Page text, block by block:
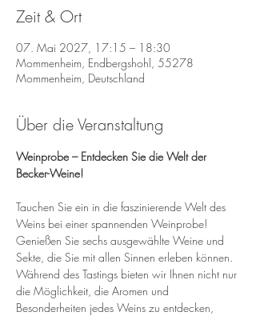
Zeit & Ort
07. Mai 2027, 17:15 – 18:30
Mommenheim, Endbergshohl, 55278
Mommenheim, Deutschland
Über die Veranstaltung
Weinprobe – Entdecken Sie die Welt der
Becker-Weine!
Tauchen Sie ein in die faszinierende Welt des
Weins bei einer spannenden Weinprobe!
Genießen Sie sechs ausgewählte Weine und
Sekte, die Sie mit allen Sinnen erleben können.
Während des Tastings bieten wir Ihnen nicht nur
die Möglichkeit, die Aromen und
Besonderheiten jedes Weins zu entdecken,